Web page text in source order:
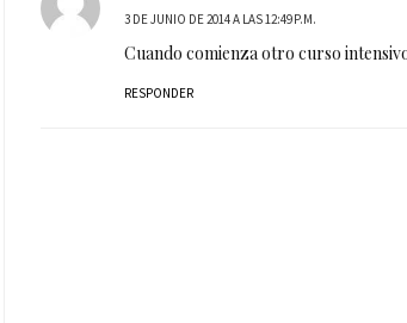
3 DE JUNIO DE 2014 A LAS 12:49 P.M.
Cuando comienza otro curso
RESPONDER